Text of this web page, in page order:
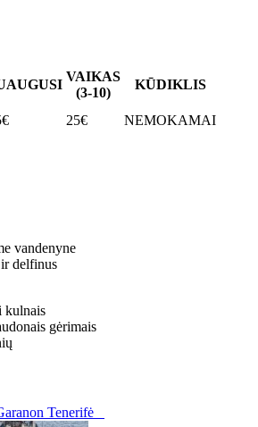
VAIKAS
(3-10)
KŪDIKLIS
25€ NEMOKAMAI
vandenyne
delfinus
kulnais
gėrimais